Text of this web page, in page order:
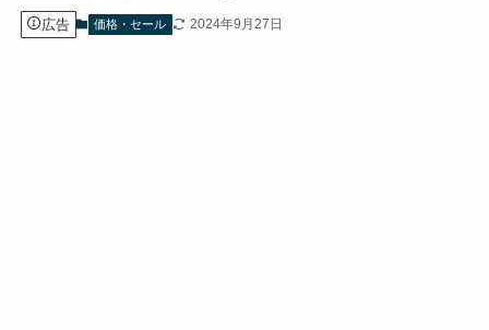
広告 価格・セール 2024年9月27日